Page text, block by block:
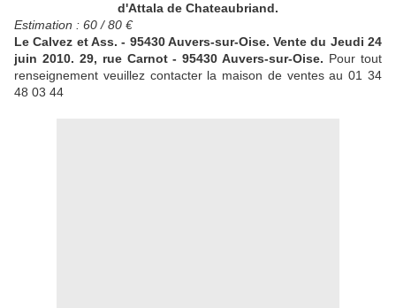
d'Attala de Chateaubriand.
Estimation : 60 / 80 €
Le Calvez et Ass. - 95430 Auvers-sur-Oise. Vente du Jeudi 24
juin 2010. 29, rue Carnot - 95430 Auvers-sur-Oise. Pour tout
renseignement veuillez contacter la maison de ventes au 01 34
48 03 44